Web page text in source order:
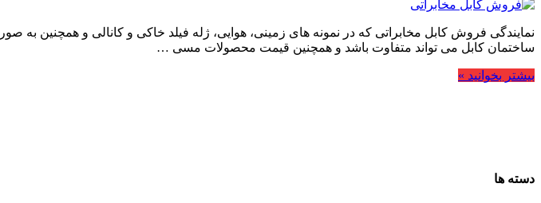
نمایندگی فروش کابل مخابراتی که در نمونه های زمینی، هوایی، ژله فیلد خاکی و کانالی و همچنین به
ساختمان کابل می تواند متفاوت باشد و همچنین قیمت محصولات مسی …
بیشتر بخوانید »
دسته ها